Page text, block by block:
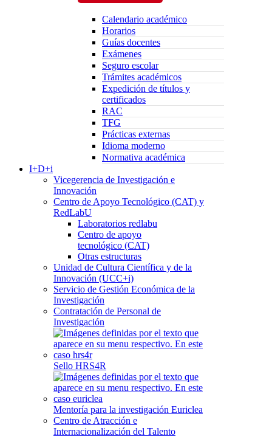
Calendario académico
Horarios
Guías docentes
Exámenes
Seguro escolar
Trámites académicos
Expedición de títulos y
certificados
RAC
TFG
Prácticas externas
Idioma moderno
Normativa académica
I+D+i
Vicegerencia de Investigación e
Innovación
Centro de Apoyo Tecnológico (CAT) y
RedLabU
Laboratorios redlabu
Centro de apoyo
tecnológico (CAT)
Otras estructuras
Unidad de Cultura Científica y de la
Innovación (UCC+i)
Servicio de Gestión Económica de la
Investigación
Contratación de Personal de
Investigación
Sello HRS4R
Mentoría para la investigación Euriclea
Centro de Atracción e
Internacionalización del Talento